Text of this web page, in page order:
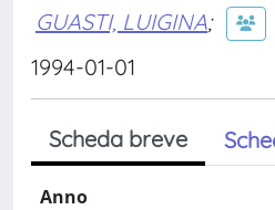
GUASTI, LUIGINA;
1994-01-01
Scheda breve
Anno